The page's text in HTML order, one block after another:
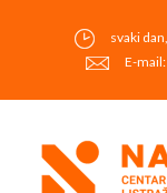
svaki dan,
E-